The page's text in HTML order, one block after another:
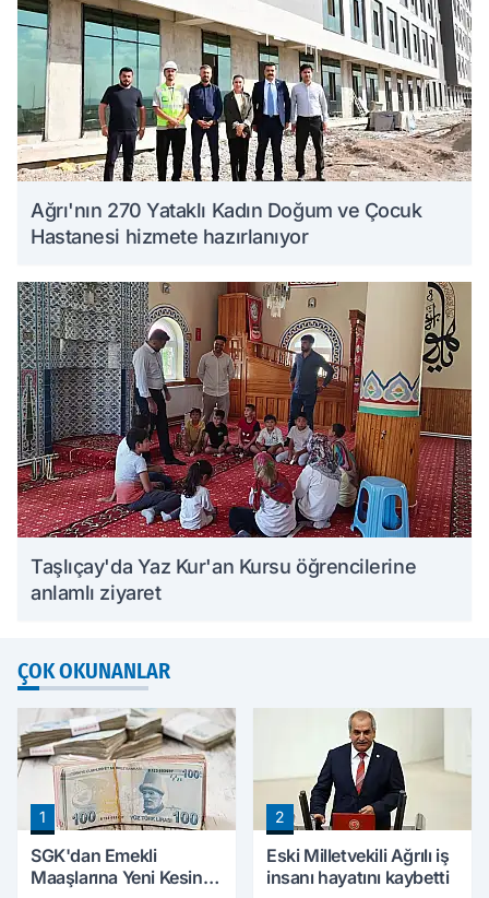
Ağrı'nın 270 Yataklı Kadın Doğum ve Çocuk
Hastanesi hizmete hazırlanıyor
Taşlıçay'da Yaz Kur'an Kursu öğrencilerine
anlamlı ziyaret
ÇOK OKUNANLAR
1
SGK'dan Emekli
Maaşlarına Yeni Kesinti
2
Eski Milletvekili Ağrılı iş
insanı hayatını kaybetti